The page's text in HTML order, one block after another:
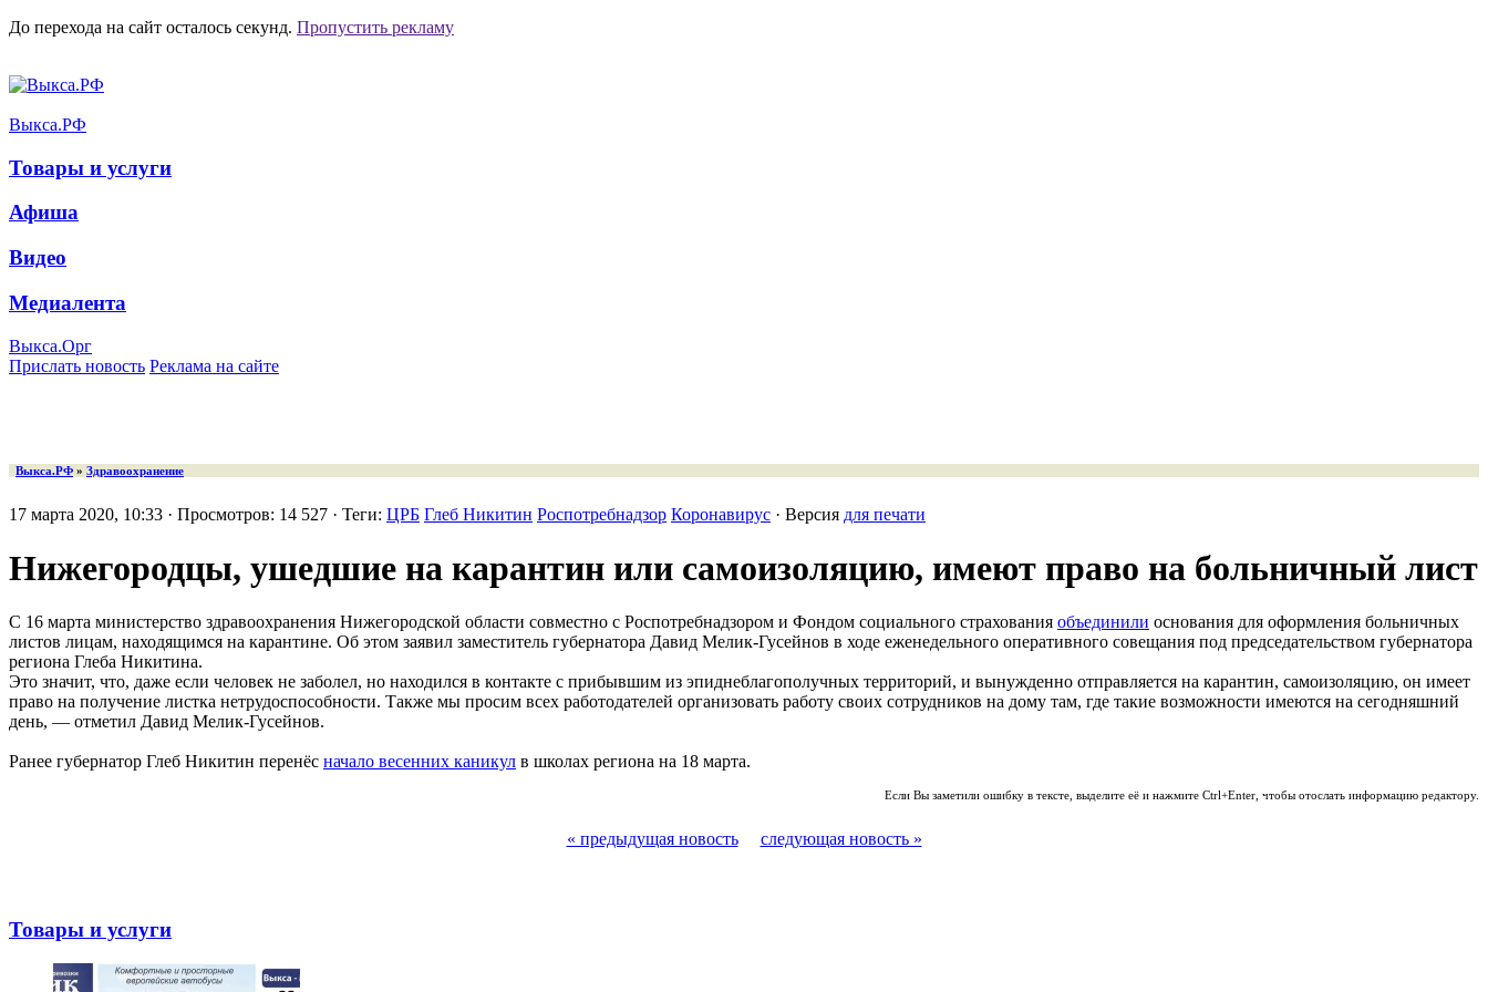
До перехода на сайт осталось секунд. Пропустить рекламу
Выкса.РФ
Товары и услуги
Афиша
Видео
Медиалента
Выкса.Орг
Прислать новость Реклама на сайте
Выкса.РФ » Здравоохранение
17 марта 2020, 10:33 · Просмотров: 14 527 · Теги: ЦРБ Глеб Никитин Роспотребнадзор Коронавирус · Версия для печати
Нижегородцы, ушедшие на карантин или самоизоляцию, имеют право на больничный лист
С 16 марта министерство здравоохранения Нижегородской области совместно с Роспотребнадзором и Фондом социального страхования объединили основания для оформления больничных
листов лицам, находящимся на карантине. Об этом заявил заместитель губернатора Давид Мелик-Гусейнов в ходе еженедельного оперативного совещания под председательством губернатора
региона Глеба Никитина.
Это значит, что, даже если человек не заболел, но находился в контакте с прибывшим из эпиднеблагополучных территорий, и вынужденно отправляется на карантин, самоизоляцию, он имеет
право на получение листка нетрудоспособности. Также мы просим всех работодателей организовать работу своих сотрудников на дому там, где такие возможности имеются на сегодняшний
день, — отметил Давид Мелик-Гусейнов.
Ранее губернатор Глеб Никитин перенёс начало весенних каникул в школах региона на 18 марта.
Если Вы заметили ошибку в тексте, выделите её и нажмите Ctrl+Enter, чтобы отослать информацию редактору.
« предыдущая новость следующая новость »
Товары и услуги